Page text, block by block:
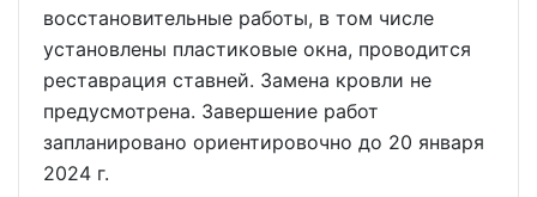
восстановительные работы, в том числе
установлены пластиковые окна, проводится
реставрация ставней. Замена кровли не
предусмотрена. Завершение работ
запланировано ориентировочно до 20 января
2024 г.